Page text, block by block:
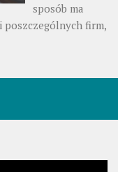
sposób ma
poszczególnych firm,